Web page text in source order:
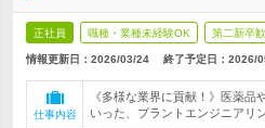
正社員 職種・業種未経験OK 第二新卒
情報更新日：2026/03/24 終了予定日： 2026/
仕事内容
《多様な業界に貢献！》医薬品
いった、プラントエンジニアリ